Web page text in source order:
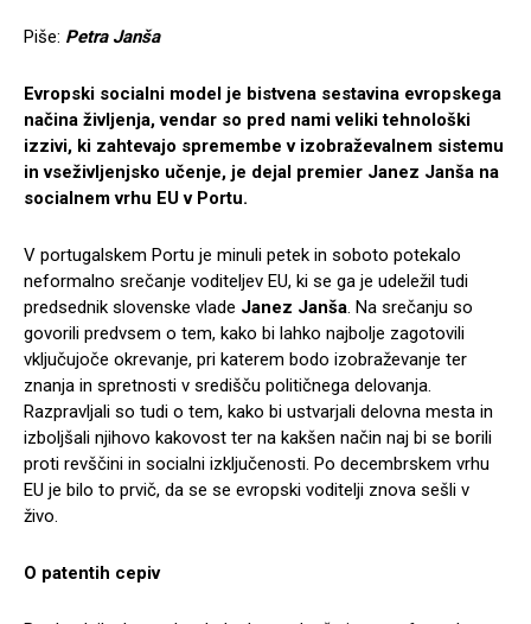
Piše: Petra Janša
Evropski socialni model je bistvena sestavina evropskega
načina življenja, vendar so pred nami veliki tehnološki
izzivi, ki zahtevajo spremembe v izobraževalnem sistemu
in vseživljenjsko učenje, je dejal premier Janez Janša na
socialnem vrhu EU v Portu.
V portugalskem Portu je minuli petek in soboto potekalo
neformalno srečanje voditeljev EU, ki se ga je udeležil tudi
predsednik slovenske vlade Janez Janša. Na srečanju so
govorili predvsem o tem, kako bi lahko najbolje zagotovili
vključujoče okrevanje, pri katerem bodo izobraževanje ter
znanja in spretnosti v središču političnega delovanja.
Razpravljali so tudi o tem, kako bi ustvarjali delovna mesta in
izboljšali njihovo kakovost ter na kakšen način naj bi se borili
proti revščini in socialni izključenosti. Po decembrskem vrhu
EU je bilo to prvič, da se se evropski voditelji znova sešli v
živo.
O patentih cepiv